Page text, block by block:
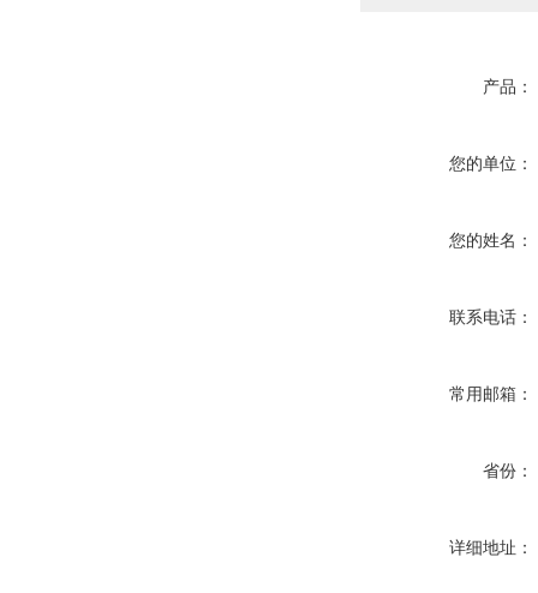
产品：
您的单位：
您的姓名：
联系电话：
常用邮箱：
省份：
详细地址：